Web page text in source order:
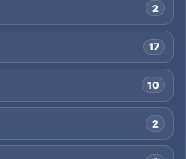
2
17
10
2